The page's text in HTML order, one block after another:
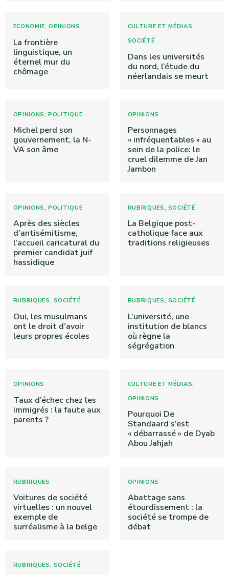
ECONOMIE,OPINIONS
La frontière
linguistique, un
éternel mur du
chômage
CULTURE ET MÉDIAS,
SOCIÉTÉ
Dans les universités
du nord, l’étude du
néerlandais se meurt
OPINIONS,POLITIQUE
Michel perd son
gouvernement, la N-
VA son âme
OPINIONS
Personnages
« infréquentables » au
sein de la police: le
cruel dilemme de Jan
Jambon
OPINIONS,POLITIQUE
Après des siècles
d’antisémitisme,
l’accueil caricatural du
premier candidat juif
hassidique
RUBRIQUES, SOCIÉTÉ
La Belgique post-
catholique face aux
traditions religieuses
RUBRIQUES, SOCIÉTÉ
Oui, les musulmans
ont le droit d’avoir
leurs propres écoles
RUBRIQUES, SOCIÉTÉ
L’université, une
institution de blancs
où règne la
ségrégation
OPINIONS
Taux d’échec chez les
immigrés : la faute aux
parents ?
CULTURE ET MÉDIAS,
OPINIONS
Pourquoi De
Standaard s’est
« débarrassé » de Dyab
Abou Jahjah
RUBRIQUES
Voitures de société
virtuelles : un nouvel
exemple de
surréalisme à la belge
OPINIONS
Abattage sans
étourdissement : la
société se trompe de
débat
RUBRIQUES, SOCIÉTÉ